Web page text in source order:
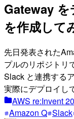
Gateway
を作成して
先日発表された
プルのリポジトリ
Slack と連携する
実際にデプロイし
AWS re:Invent
Amazon Q Slack